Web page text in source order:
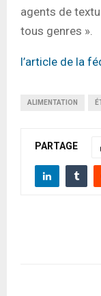
agents de
tous genres ».
l’article de la
ALIMENTATION
PARTAGE